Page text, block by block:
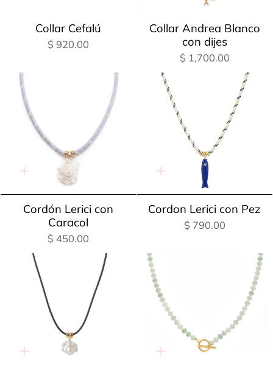
Collar Cefalú
$ 920.00
Collar Andrea Blanco
con dijes
$ 1,700.00
Adición
Cordón Lerici con
Caracol
$ 450.00
Adición
Cordon Lerici con Pez
$ 790.00
Adición Adición